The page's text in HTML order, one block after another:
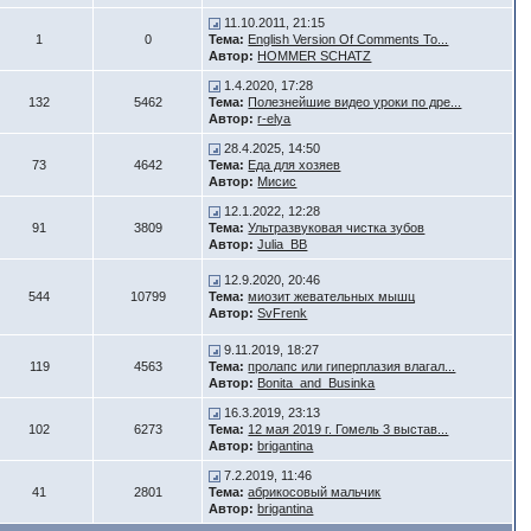
1 0
11.10.2011, 21:15
Тема: English Version Of Comments To...
Автор: HOMMER SCHATZ
132 5462
1.4.2020, 17:28
Тема: Полезнейшие видео уроки по дре...
Автор: r-elya
73 4642
28.4.2025, 14:50
Тема: Еда для хозяев
Автор: Мисис
91 3809
12.1.2022, 12:28
Тема: Ультразвуковая чистка зубов
Автор: Julia_BB
544 10799
12.9.2020, 20:46
Тема: миозит жевательных мышц
Автор: SvFrenk
119 4563
9.11.2019, 18:27
Тема: пролапс или гиперплазия влагал...
Автор: Bonita_and_Businka
102 6273
16.3.2019, 23:13
Тема: 12 мая 2019 г. Гомель 3 выстав...
Автор: brigantina
41 2801
7.2.2019, 11:46
Тема: абрикосовый мальчик
Автор: brigantina